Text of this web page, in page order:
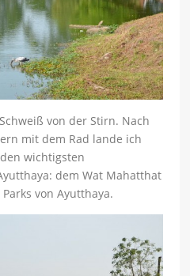
von der Stirn. Nach
mit dem Rad lande ich
wichtigsten
dem Wat Mahatthat
von Ayutthaya.